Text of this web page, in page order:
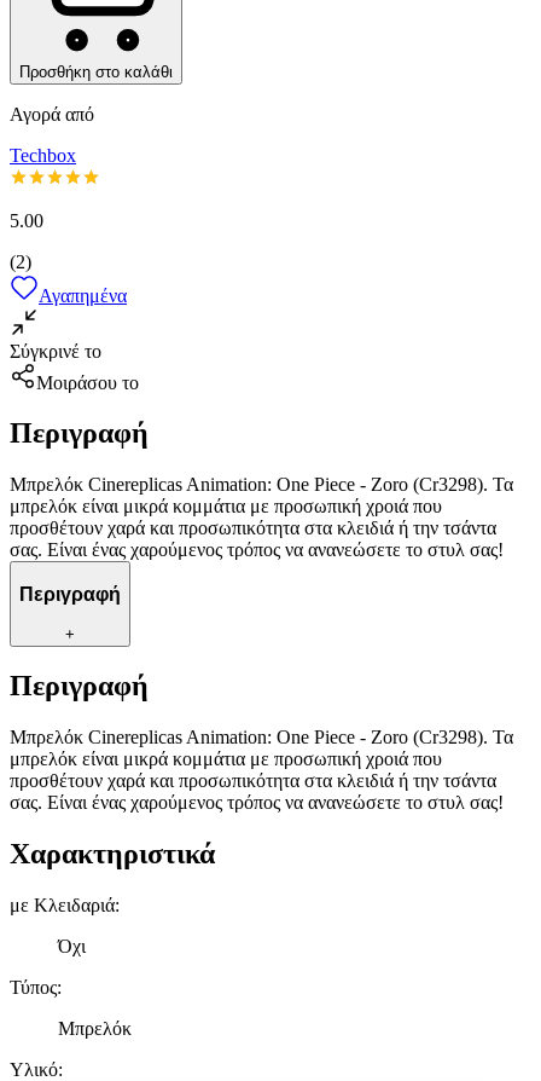
Προσθήκη στο καλάθι
Αγορά από
Techbox
5.00
(2)
Αγαπημένα
Σύγκρινέ το
Μοιράσου το
Περιγραφή
Μπρελόκ Cinereplicas Animation: One Piece - Zoro (Cr3298). Τα
μπρελόκ είναι μικρά κομμάτια με προσωπική χροιά που
προσθέτουν χαρά και προσωπικότητα στα κλειδιά ή την τσάντα
σας. Είναι ένας χαρούμενος τρόπος να ανανεώσετε το στυλ σας!
Περιγραφή
+
Περιγραφή
Μπρελόκ Cinereplicas Animation: One Piece - Zoro (Cr3298). Τα
μπρελόκ είναι μικρά κομμάτια με προσωπική χροιά που
προσθέτουν χαρά και προσωπικότητα στα κλειδιά ή την τσάντα
σας. Είναι ένας χαρούμενος τρόπος να ανανεώσετε το στυλ σας!
Χαρακτηριστικά
με Κλειδαριά:
Όχι
Τύπος:
Μπρελόκ
Υλικό: